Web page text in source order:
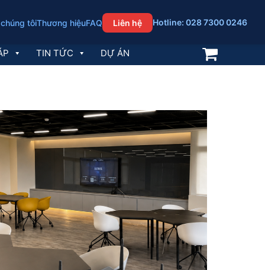
tôiThương hiệuFAQ Liên hệ Hotline: 028 7300 0246
TIN TỨC DỰ ÁN